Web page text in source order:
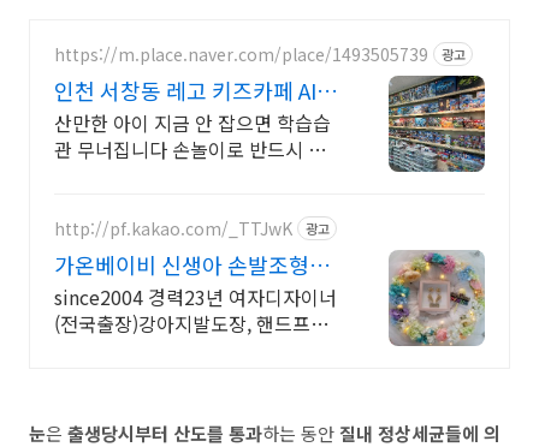
https://m.place.naver.com/place/1493505739 광고
인천 서창동 레고 키즈카페 AI시
대 집중력 창의력 필수
산만한 아이 지금 안 잡으면 학습습
관 무너집니다 손놀이로 반드시 바
휴식을 취할 수 있어요
http://pf.kakao.com/_TTJwK 광고
가온베이비 신생아 손발조형물
11가지 색상 국내 첫 출시
since2004 경력23년 여자디자이너
(전국출장)강아지발도장, 핸드프린
눈은 출생당시부터 산도를 통과하는 동안 질내 정상세균들에 의